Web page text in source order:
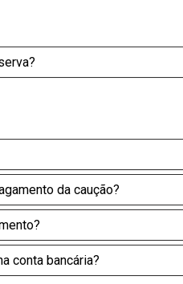
da caução?
conta bancária?